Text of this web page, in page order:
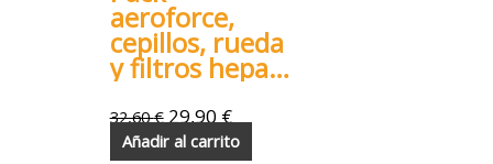
aeroforce,
cepillos, rueda
y filtros hepa
para Roomba
800 900
32,60€ 29,90€
Añadir al carrito